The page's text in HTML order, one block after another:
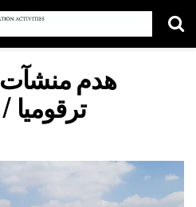
هدم منشآت